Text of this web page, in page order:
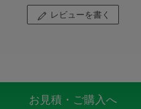
レビューを書く
お見積・ご購入へ